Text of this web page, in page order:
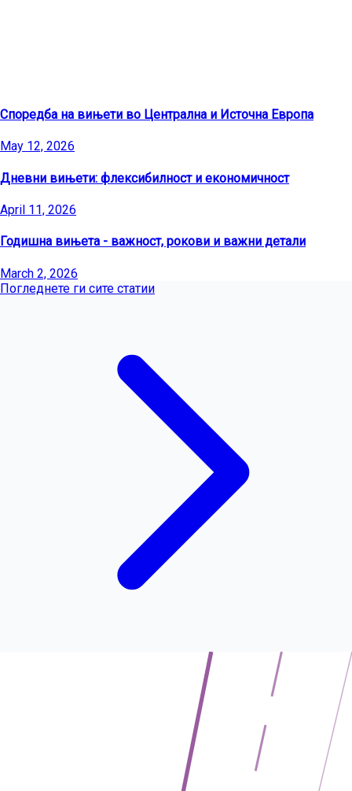
Споредба на вињети во Централна и Источна Европа
May 12, 2026
Дневни вињети: флексибилност и економичност
April 11, 2026
Годишна вињета - важност, рокови и важни детали
March 2, 2026
Погледнете ги сите статии